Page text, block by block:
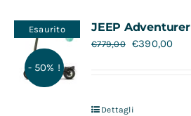
Contatti
Esaurito
- 50% !
JEEP Adventurer
€779,00 €390,00
Dettagli